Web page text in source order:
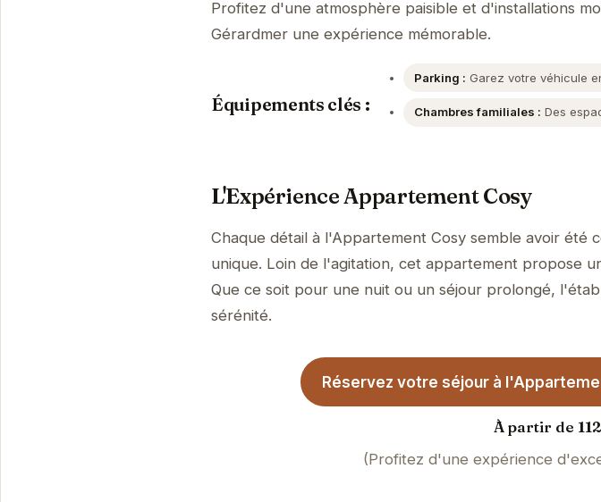
Profitez d'une atmosphère paisible et d'installations
Gérardmer une expérience mémorable.
Équipements clés :
Parking : Garez votre véhicule
Chambres familiales : Des
L'Expérience Appartement Cosy
Chaque détail à l'Appartement Cosy semble avoir été
unique. Loin de l'agitation, cet appartement propose
Que ce soit pour une nuit ou un séjour prolongé,
sérénité.
Réservez votre séjour à
À partir de
(Profitez d'une expérience